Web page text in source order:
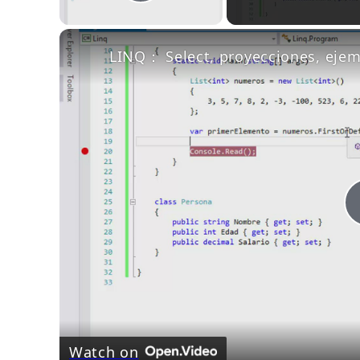
LINQ： Select, proyecciones,
Watch on